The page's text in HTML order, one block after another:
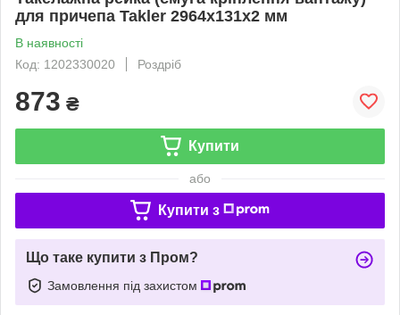
для причепа Takler 2964х131х2 мм
В наявності
Код: 1202330020
Роздріб
873 ₴
Купити
або
Купити з
Що таке купити з Пром?
Замовлення під захистом